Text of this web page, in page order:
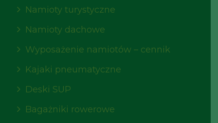
Namioty turystyczne
Namioty dachowe
Wyposażenie namiotów – cennik
Kajaki pneumatyczne
Deski SUP
Bagażniki rowerowe